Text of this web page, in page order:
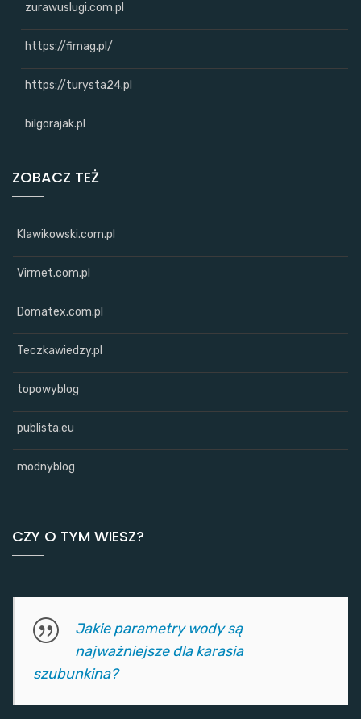
zurawuslugi.com.pl
https://fimag.pl/
https://turysta24.pl
bilgorajak.pl
ZOBACZ TEŻ
Klawikowski.com.pl
Virmet.com.pl
Domatex.com.pl
Teczkawiedzy.pl
topowyblog
publista.eu
modnyblog
CZY O TYM WIESZ?
Jakie parametry wody są
najważniejsze dla karasia
szubunkina?